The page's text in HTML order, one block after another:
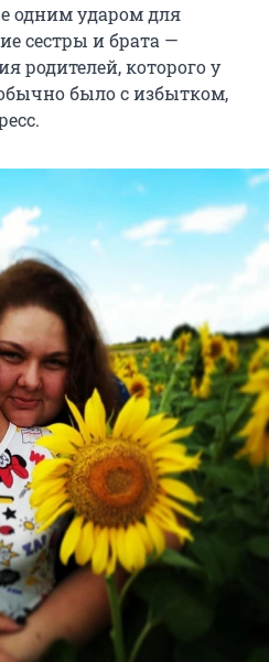
одним ударом для
сестры и брата —
родителей, которого у
было с избытком,